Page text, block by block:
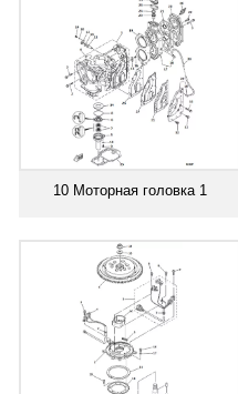
10 Моторная головка 1